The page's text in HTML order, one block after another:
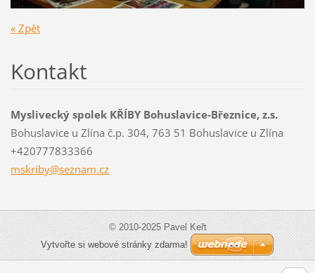
« Zpět
Kontakt
Myslivecký spolek KŘÍBY Bohuslavice-Březnice, z.s.
Bohuslavice u Zlína č.p. 304, 763 51 Bohuslavice u Zlína
+420777833366
mskriby@seznam.cz
© 2010-2025 Pavel Keřt
Vytvořte si webové stránky zdarma!